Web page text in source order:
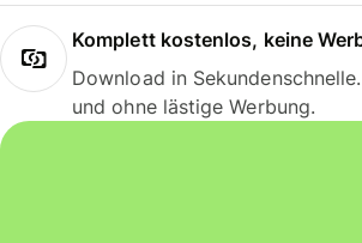
Komplett kostenlos, keine
Download in
und ohne lästige Werbung.